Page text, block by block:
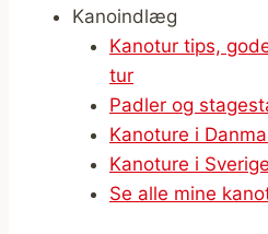
Kanoindlæg
Kanotur tips,
tur
Padler og
Kanoture i
Kanoture i
Se alle mine